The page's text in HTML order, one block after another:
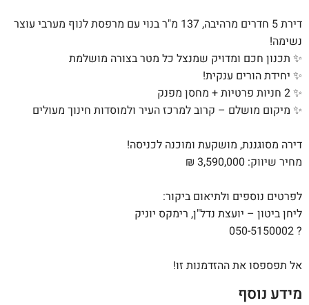
דירת 5 חדרים מרהיבה, 137 מ"ר בנוי עם מרפסת לנוף מערבי עוצר
נשימה!
✨ תכנון חכם ומדויק שמנצל כל מטר בצורה מושלמת
✨ יחידת הורים ענקית!
✨ 2 חניות פרטיות + מחסן מפנק
✨ מיקום מושלם – קרוב למרכז העיר ולמוסדות חינוך מעולים
דירה מסוגננת, מושקעת ומוכנה לכניסה!
מחיר שיווק: 3,590,000
₪
לפרטים נוספים ולתיאום ביקור:
ליחן ביטון – יועצת נדל"ן, רימקס יוניק
? 050-5150002
אל תפספסו את ההזדמנות זו!
מידע נוסף